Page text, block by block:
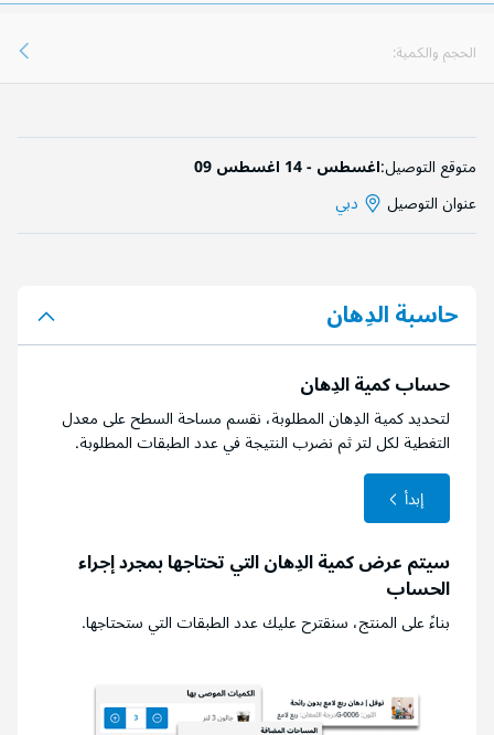
الحجم والكمية:
متوقع التوصيل:09 اغسطس - 14 اغسطس
عنوان التوصيل
دبي
حاسبة الدِهان
حساب كمية الدِهان
لتحديد كمية الدِهان المطلوبة، نقسم مساحة السطح على معدل
التغطية لكل لتر ثم نضرب النتيجة في عدد الطبقات المطلوبة.
إبدأ
سيتم عرض كمية الدِهان التي تحتاجها بمجرد إجراء
الحساب
بناءً على المنتج، سنقترح عليك عدد الطبقات التي ستحتاجها.